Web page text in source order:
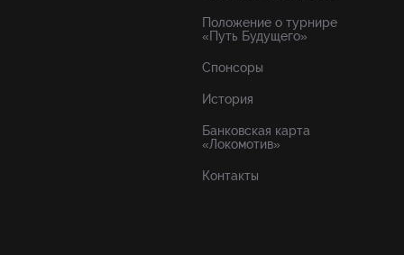
Положение о турнире
«Путь Будущего»
Спонсоры
История
Банковская карта
«Локомотив»
Контакты